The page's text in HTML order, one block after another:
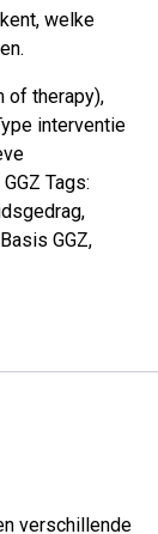
welke
of therapy),
interventie
Tags:
,
Basis GGZ,
verschillende